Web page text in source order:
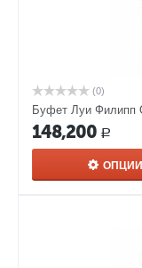
(0)
Буфет Луи Филипп
148,200 Р
ОПЦИИ